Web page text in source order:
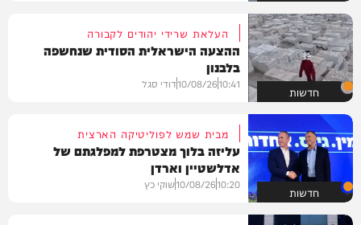
חדשות
העלאת שרידי יהודים לקבורה
ההצעה הישראלית הסודית שנחשפה
בלבנון
10:41
10/08/26דודי סגל
חדשות
מבית שמש לפוליטיקה הארצית
עליזה בלוך מצטרפת למפלגתם של
אדלשטיין וארדן
10:20
10/08/26שוקי כץ